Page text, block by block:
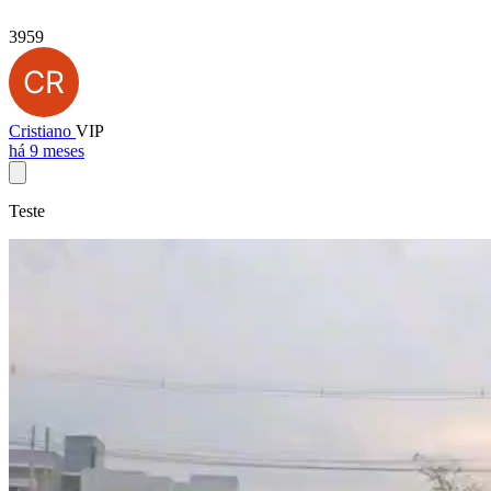
3959
Cristiano VIP
há 9 meses
Teste